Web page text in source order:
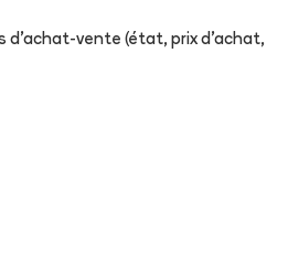
d'achat-vente (état, prix d'achat,